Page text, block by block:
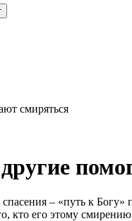
смиряться
– «путь к Богу»
кто его этому смирению